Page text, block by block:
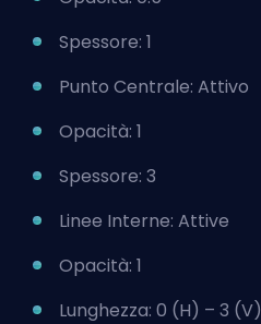
Spessore: 1
Punto Centrale: Attivo
Opacità: 1
Spessore: 3
Linee Interne: Attive
Opacità: 1
Lunghezza: 0 (H) – 3 (V)